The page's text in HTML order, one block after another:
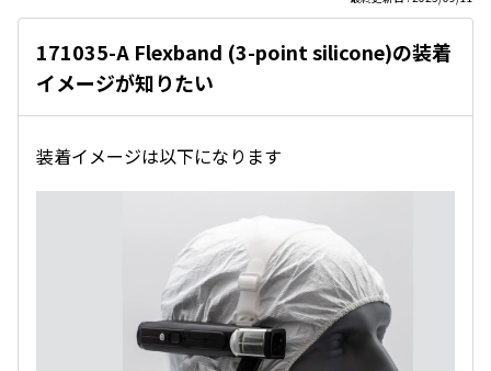
171035-A Flexband (3-point silicone)の装着
イメージが知りたい
装着イメージは以下になります